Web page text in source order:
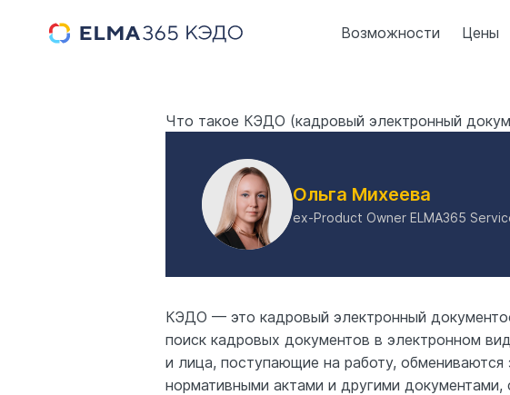
Возможности Цены
Что такое КЭДО (кадровый электронный
Ольга Михеева
ex-Product Owner ELMA365
КЭДО — это кадровый электронный
поиск кадровых документов в электронном
и лица, поступающие на работу,
нормативными актами и другими документами,